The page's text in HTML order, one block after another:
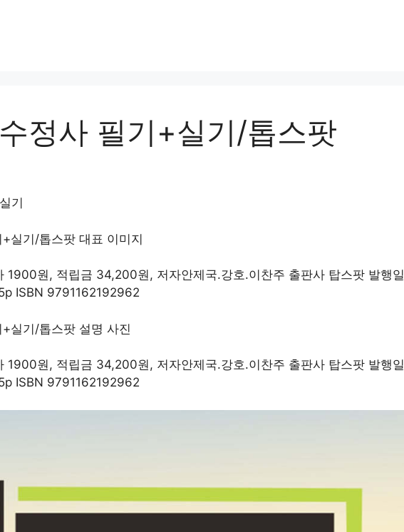
정사 필기+실기/톱스팟
기
1900원, 적립금 34,200원, 저자안제국.강호.이찬주 출판사 탑스팟 발행일
ISBN 9791162192962
1900원, 적립금 34,200원, 저자안제국.강호.이찬주 출판사 탑스팟 발행일
ISBN 9791162192962